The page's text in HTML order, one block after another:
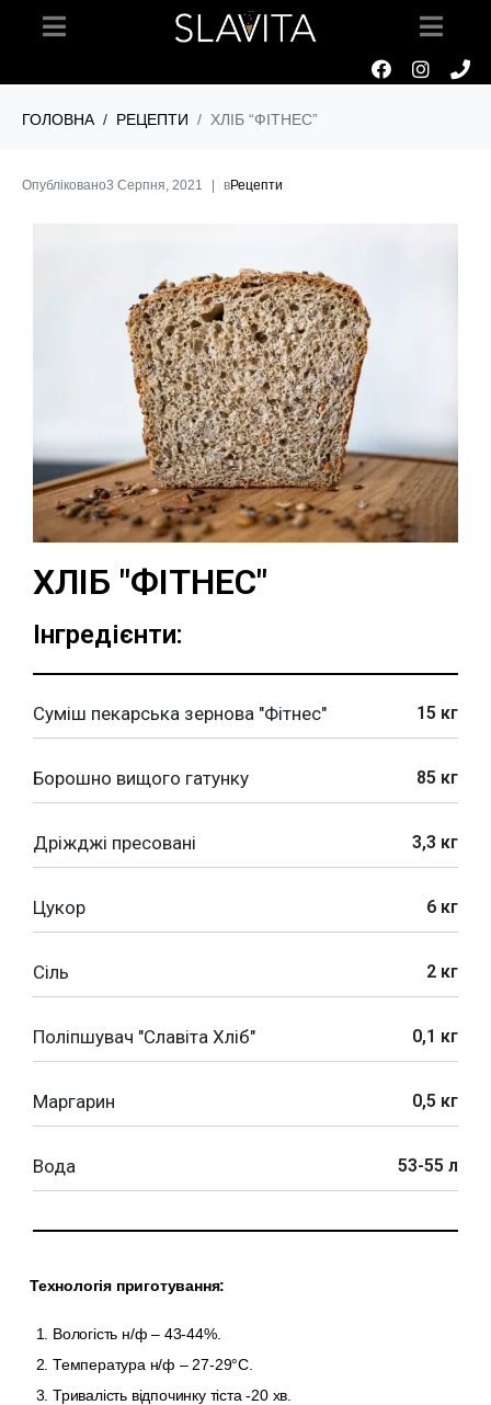
ГОЛОВНА РЕЦЕПТИ ХЛІБ “ФІТНЕС”
Опубліковано3 Серпня, 2021 вРецепти
ХЛІБ "ФІТНЕС"
Інгредієнти:
Суміш пекарська зернова "Фітнес" 15 кг
Борошно вищого гатунку 85 кг
Дріжджі пресовані 3,3 кг
Цукор 6 кг
Сіль 2 кг
Поліпшувач "Славіта Хліб" 0,1 кг
Маргарин 0,5 кг
Вода 53-55 л
Технологія приготування:
Вологість н/ф – 43-44%.
Температура н/ф – 27-29°С.
Тривалість відпочинку тіста -20 хв.